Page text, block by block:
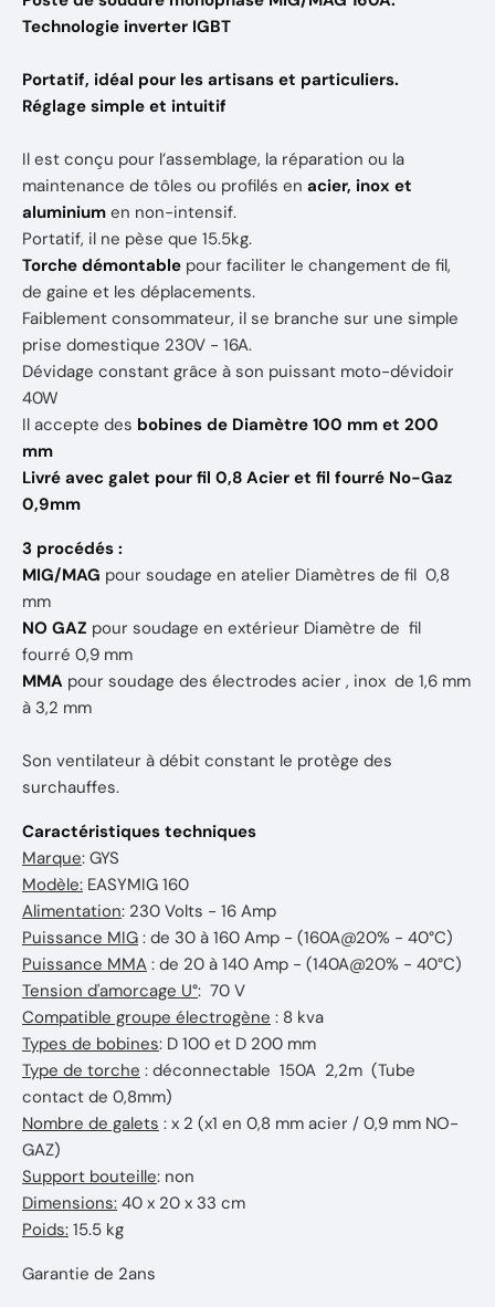
Technologie inverter IGBT
Portatif, idéal pour les artisans et particuliers.
Réglage simple et intuitif
Il est conçu pour l’assemblage, la réparation ou la
maintenance de tôles ou profilés en acier, inox et
aluminium en non-intensif.
Portatif, il ne pèse que 15.5kg.
Torche démontable pour faciliter le changement de fil,
de gaine et les déplacements.
Faiblement consommateur, il se branche sur une simple
prise domestique 230V - 16A.
Dévidage constant grâce à son puissant moto-dévidoir
40W
Il accepte des bobines de Diamètre 100 mm et 200
mm
Livré avec galet pour fil 0,8 Acier et fil fourré No-Gaz
0,9mm
3 procédés :
MIG/MAG pour soudage en atelier Diamètres de fil 0,8
mm
NO GAZ pour soudage en extérieur Diamètre de fil
fourré 0,9 mm
MMA pour soudage des électrodes acier , inox de 1,6 mm
à 3,2 mm
Son ventilateur à débit constant le protège des
surchauffes.
Caractéristiques techniques
Marque: GYS
Modèle: EASYMIG 160
Alimentation: 230 Volts - 16 Amp
Puissance MIG : de 30 à 160 Amp - (160A@20% - 40°C)
Puissance MMA : de 20 à 140 Amp - (140A@20% - 40°C)
Tension d'amorcage U°: 70 V
Compatible groupe électrogène : 8 kva
Types de bobines: D 100 et D 200 mm
Type de torche : déconnectable 150A 2,2m (Tube
contact de 0,8mm)
Nombre de galets : x 2 (x1 en 0,8 mm acier / 0,9 mm NO-
GAZ)
Support bouteille: non
Dimensions: 40 x 20 x 33 cm
Poids: 15.5 kg
Garantie de 2ans